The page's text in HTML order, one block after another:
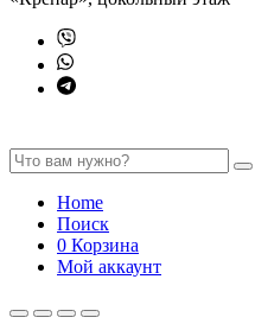
Home
Поиск
0 Корзина
Мой аккаунт